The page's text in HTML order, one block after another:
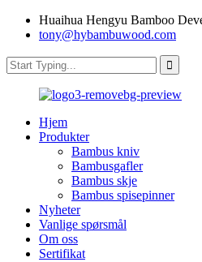
Huaihua Hengyu Bamboo
tony@hybambuwood.com
Hjem
Produkter
Bambus kniv
Bambusgafler
Bambus skje
Bambus spisepinner
Nyheter
Vanlige spørsmål
Om oss
Sertifikat